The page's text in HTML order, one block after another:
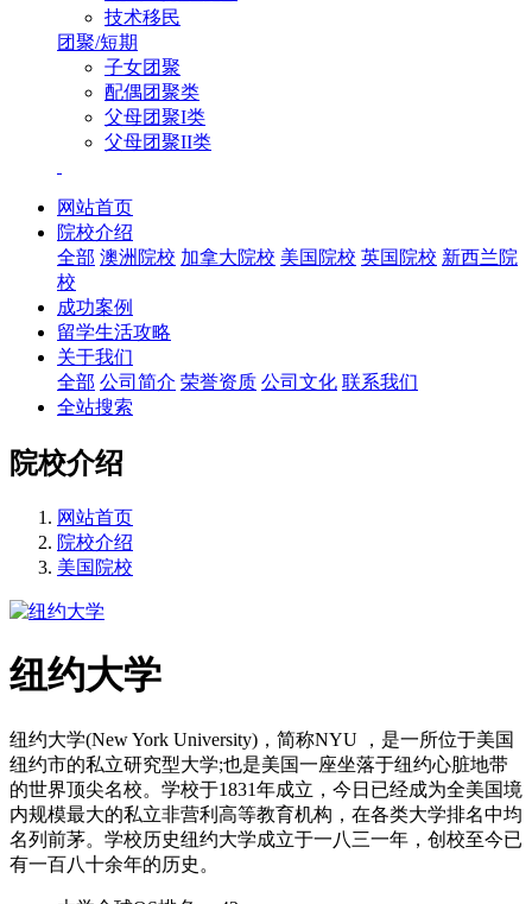
技术移民
团聚/短期
子女团聚
配偶团聚类
父母团聚I类
父母团聚II类
网站首页
院校介绍
全部 澳洲院校 加拿大院校 美国院校 英国院校 新西兰院
校
成功案例
留学生活攻略
关于我们
全部 公司简介 荣誉资质 公司文化 联系我们
全站搜索
院校介绍
网站首页
院校介绍
美国院校
纽约大学
纽约大学(New York University)，简称NYU ，是一所位于美国
纽约市的私立研究型大学;也是美国一座坐落于纽约心脏地带
的世界顶尖名校。学校于1831年成立，今日已经成为全美国境
内规模最大的私立非营利高等教育机构，在各类大学排名中均
名列前茅。学校历史纽约大学成立于一八三一年，创校至今已
有一百八十余年的历史。